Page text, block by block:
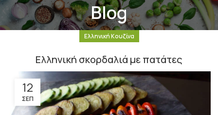
Blog
Ελληνική Κουζίνα
Ελληνική σκορδαλιά με πατάτες
12
ΣΕΠ